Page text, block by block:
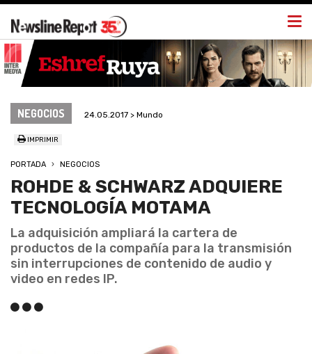
NEGOCIOS 24.05.2017 > Mundo
IMPRIMIR
PORTADA NEGOCIOS
ROHDE & SCHWARZ ADQUIERE
TECNOLOGÍA MOTAMA
La adquisición ampliará la cartera de
productos de la compañía para la transmisión
sin interrupciones de contenido de audio y
video en redes IP.